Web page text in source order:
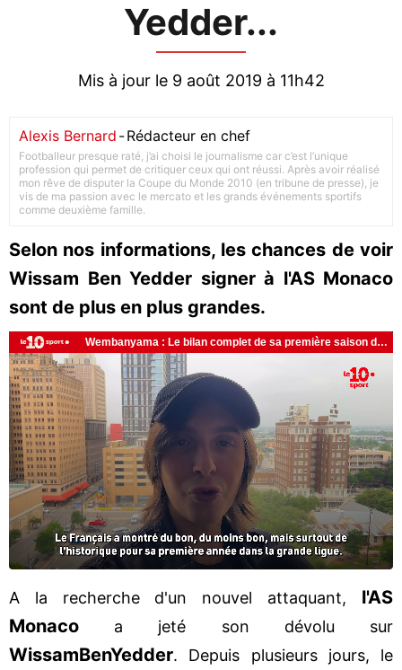
Yedder...
Mis à jour le 9 août 2019 à 11h42
Alexis Bernard -Rédacteur en chef
Footballeur presque raté, j’ai choisi le journalisme car c’est l’unique
profession qui permet de critiquer ceux qui ont réussi. Après avoir réalisé
mon rêve de disputer la Coupe du Monde 2010 (en tribune de presse), je
vis de ma passion avec le mercato et les grands événements sportifs
comme deuxième famille.
Selon nos informations, les chances de voir
Wissam Ben Yedder signer à l'AS Monaco
sont de plus en plus grandes.
A la recherche d'un nouvel attaquant, l'AS
Monaco a jeté son dévolu sur
WissamBenYedder. Depuis plusieurs jours, le